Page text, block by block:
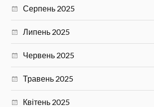
Серпень 2025
Липень 2025
Червень 2025
Травень 2025
Квітень 2025